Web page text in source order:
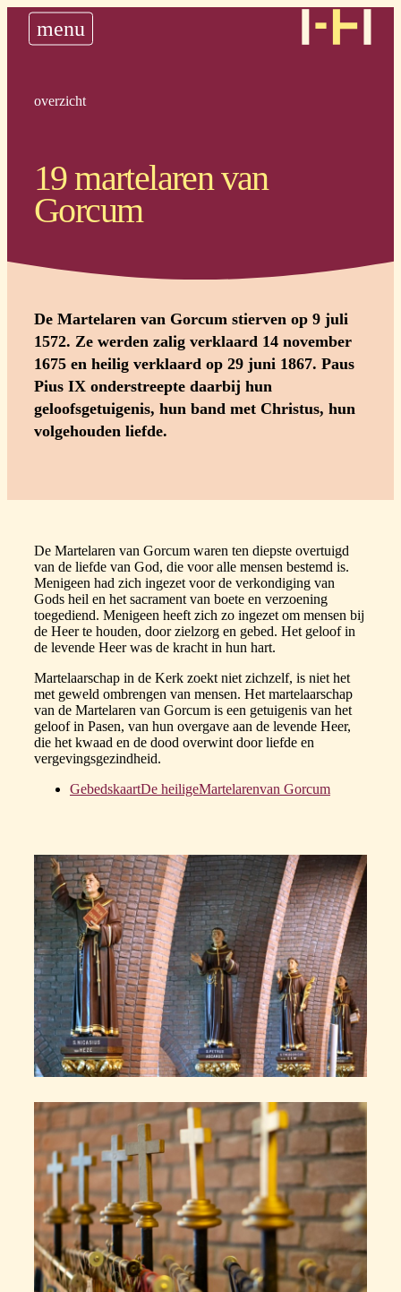
nieuws
historie
plan uw bedevaart
menu
overzicht
19 martelaren van
Gorcum
De Martelaren van Gorcum stierven op 9 juli
1572. Ze werden zalig verklaard 14 november
1675 en heilig verklaard op 29 juni 1867. Paus
Pius IX onderstreepte daarbij hun
geloofsgetuigenis, hun band met Christus, hun
volgehouden liefde.
De Martelaren van Gorcum waren ten diepste overtuigd
van de liefde van God, die voor alle mensen bestemd is.
Menigeen had zich ingezet voor de verkondiging van
Gods heil en het sacrament van boete en verzoening
toegediend. Menigeen heeft zich zo ingezet om mensen bij
de Heer te houden, door zielzorg en gebed. Het geloof in
de levende Heer was de kracht in hun hart.
Martelaarschap in de Kerk zoekt niet zichzelf, is niet het
met geweld ombrengen van mensen. Het martelaarschap
van de Martelaren van Gorcum is een getuigenis van het
geloof in Pasen, van hun overgave aan de levende Heer,
die het kwaad en de dood overwint door liefde en
vergevingsgezindheid.
GebedskaartDe heiligeMartelarenvan Gorcum